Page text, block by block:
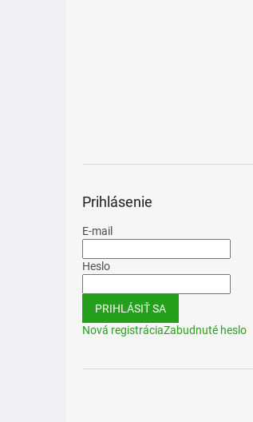
Prihlásenie
E-mail
Heslo
PRIHLÁSIŤ SA
Nová registráciaZabudnuté heslo